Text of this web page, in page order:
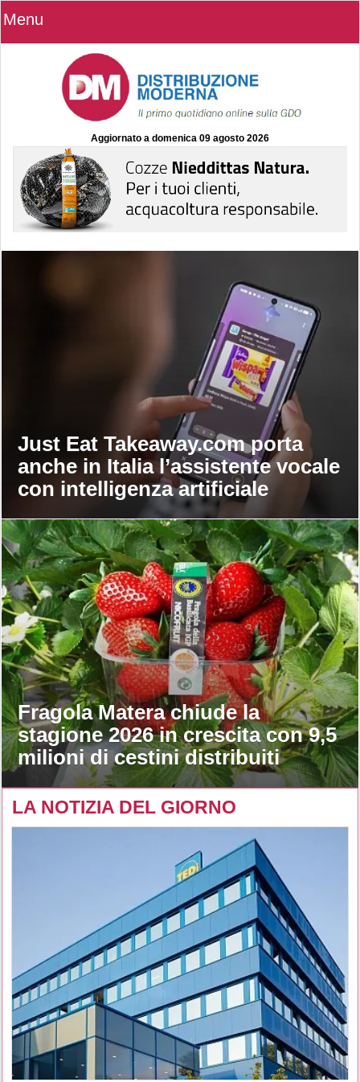
Menu
Aggiornato a domenica 09 agosto 2026
Just Eat Takeaway.com porta
anche in Italia l’assistente vocale
con intelligenza artificiale
Fragola Matera chiude la
stagione 2026 in crescita con 9,5
milioni di cestini distribuiti
LA NOTIZIA DEL GIORNO